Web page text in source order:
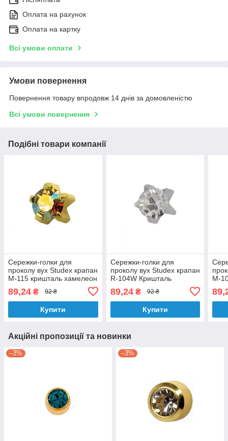
Оплата на рахунок
Оплата на картку
Всі умови оплати
Умови повернення
Повернення товару впродовж 14 днів за домовленістю
Всі умови повернення
Подібні товари компанії
Сережки-голки для
проколу вух Studex крапан
М-115 кришталь хамелеон
89,24 ₴ 92 ₴
Купити
Сережки-голки для
проколу вух Studex крапан
R-104W Кришталь
89,24₴ 92 ₴
Купити
М-
Акційні пропозиції та новинки
–3% –3%